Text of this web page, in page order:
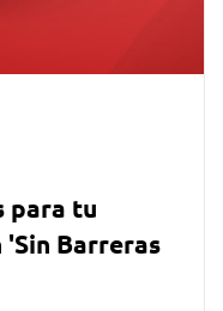
para tu
'Sin Barreras